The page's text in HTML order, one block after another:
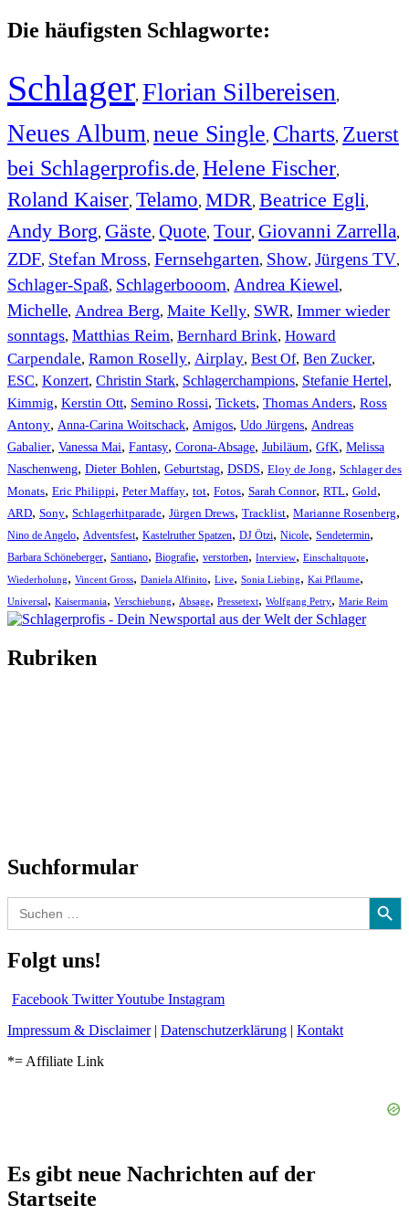
Die häufigsten Schlagworte:
Schlager, Florian Silbereisen,
Neues Album, neue Single, Charts, Zuerst
bei Schlagerprofis.de, Helene Fischer,
Roland Kaiser, Telamo, MDR, Beatrice Egli,
Andy Borg, Gäste, Quote, Tour, Giovanni Zarrella,
ZDF, Stefan Mross, Fernsehgarten, Show, Jürgens TV,
Schlager-Spaß, Schlagerbooom, Andrea Kiewel,
Michelle, Andrea Berg, Maite Kelly, SWR, Immer wieder
sonntags, Matthias Reim, Bernhard Brink, Howard
Carpendale, Ramon Roselly, Airplay, Best Of, Ben Zucker,
ESC, Konzert, Christin Stark, Schlagerchampions, Stefanie Hertel,
Kimmig, Kerstin Ott, Semino Rossi, Tickets, Thomas Anders, Ross
Antony, Anna-Carina Woitschack, Amigos, Udo Jürgens, Andreas
Gabalier, Vanessa Mai, Fantasy, Corona-Absage, Jubiläum, GfK, Melissa
Naschenweng, Dieter Bohlen, Geburtstag, DSDS, Eloy de Jong, Schlager des
Monats, Eric Philippi, Peter Maffay, tot, Fotos, Sarah Connor, RTL, Gold,
ARD, Sony, Schlagerhitparade, Jürgen Drews, Tracklist, Marianne Rosenberg,
Nino de Angelo, Adventsfest, Kastelruther Spatzen, DJ Ötzi, Nicole, Sendetermin,
Barbara Schöneberger, Santiano, Biografie, verstorben, Interview, Einschaltquote,
Wiederholung, Vincent Gross, Daniela Alfinito, Live, Sonia Liebing, Kai Pflaume,
Universal, Kaisermania, Verschiebung, Absage, Pressetext, Wolfgang Petry, Marie Reim
Rubriken
Suchformular
Search
for:
Search Button
Folgt uns!
Facebook TwitterYoutube Instagram
Impressum & Disclaimer| Datenschutzerklärung | Kontakt
*= Affiliate Link
Es gibt neue Nachrichten auf der
Startseite